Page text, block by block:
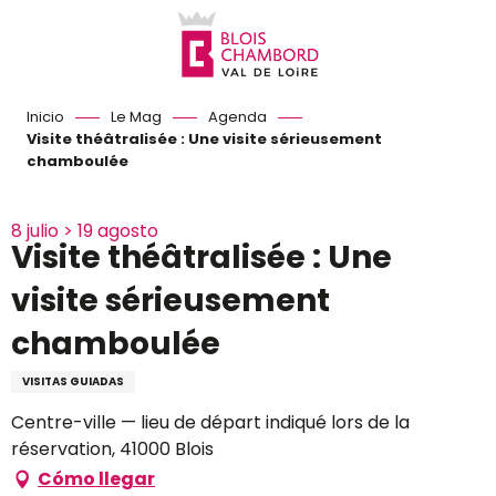
Inicio Le Mag
Agenda
Visite théâtralisée : Une visite sérieusement
chamboulée
8 julio > 19 agosto
Visite théâtralisée : Une
visite sérieusement
chamboulée
VISITAS GUIADAS
Centre-ville — lieu de départ indiqué lors de la
réservation, 41000 Blois
Cómo llegar